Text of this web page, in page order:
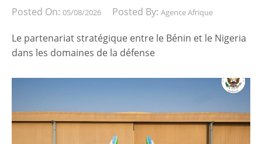
Posted On: 05/08/2026 Posted By: Agence Afrique
Le partenariat stratégique entre le Bénin et le Nigeria
dans les domaines de la défense